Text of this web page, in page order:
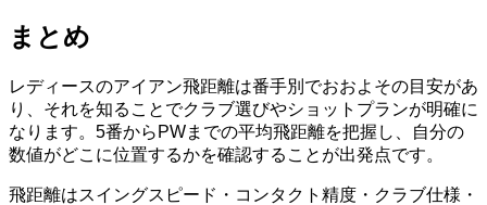
まとめ
レディースのアイアン飛距離は番手別でおおよその目安があ
り、それを知ることでクラブ選びやショットプランが明確に
なります。5番からPWまでの平均飛距離を把握し、自分の
数値がどこに位置するかを確認することが出発点です。
飛距離はスイングスピード・コンタクト精度・クラブ仕様・